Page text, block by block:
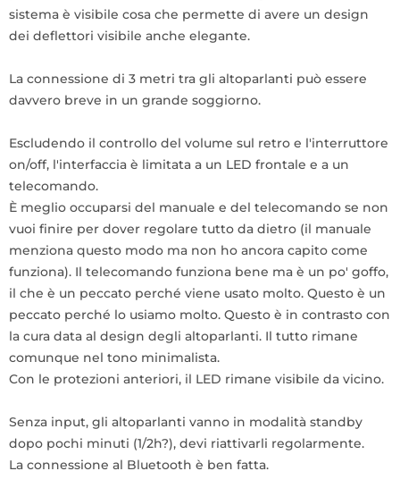
sistema è visibile cosa che permette di avere un design
dei deflettori visibile anche elegante.
La connessione di 3 metri tra gli altoparlanti può essere
davvero breve in un grande soggiorno.
Escludendo il controllo del volume sul retro e l'interruttore
on/off, l'interfaccia è limitata a un LED frontale e a un
telecomando.
È meglio occuparsi del manuale e del telecomando se non
vuoi finire per dover regolare tutto da dietro (il manuale
menziona questo modo ma non ho ancora capito come
funziona). Il telecomando funziona bene ma è un po' goffo,
il che è un peccato perché viene usato molto. Questo è un
peccato perché lo usiamo molto. Questo è in contrasto con
la cura data al design degli altoparlanti. Il tutto rimane
comunque nel tono minimalista.
Con le protezioni anteriori, il LED rimane visibile da vicino.
Senza input, gli altoparlanti vanno in modalità standby
dopo pochi minuti (1/2h?), devi riattivarli regolarmente.
La connessione al Bluetooth è ben fatta.